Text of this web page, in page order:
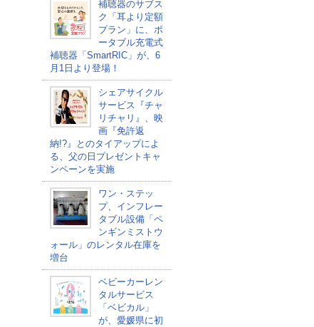
補聴器のサブス
ク「耳より定額
プラン」に、ポ
ータブル充電式
補聴器「SmartRIC」が、6
月1日より登場！
シェアサイクル
サービス『チャ
リチャリ』、映
画『免許返
納!?』とのタイアップによ
る、父の日プレゼントキャ
ンペーンを実施
ワン・ステッ
プ、インフレー
タブル設備「ペ
ンギンミストウ
ォール」のレンタル在庫を
増台
ベビーカーレン
タルサービス
「ベビカル」
が、愛媛県に初